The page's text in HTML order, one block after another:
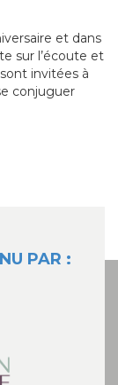
et dans
sur l’écoute et
invitées à
conjuguer
PAR :